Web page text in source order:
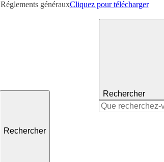
Réglements générauxCliquez pour télécharger
Rechercher
Rechercher :